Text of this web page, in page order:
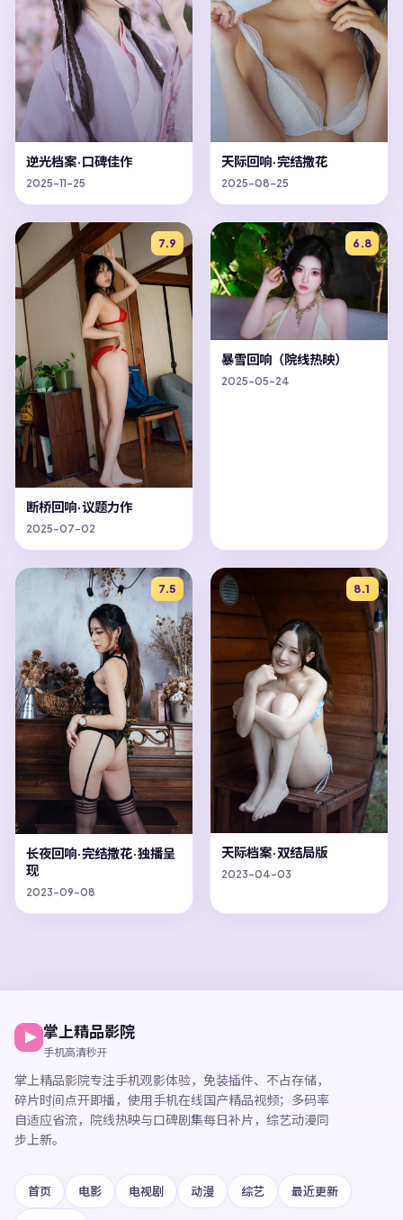
逆光档案·口碑佳作
2025-11-25
天际回响·完结撒花
2025-08-25
7.9
断桥回响·议题力作
2025-07-02
6.8
暴雪回响（院线热映）
2025-05-24
7.5
长夜回响·完结撒花·独播呈
现
2023-09-08
8.1
天际档案·双结局版
2023-04-03
掌上精品影院
手机高清秒开
掌上精品影院专注手机观影体验， 免装插件、不占存储，
碎片时间点开即播， 使用手机在线国产精品视频；多码率
自适应省流，院线热映与口碑剧集每日补片，综艺动漫同
步上新。
首页 电影 电视剧 动漫 综艺 最近更新